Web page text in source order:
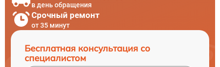
в день обращения
Срочный ремонт
от 35 минут
Бесплатная консультация со
специалистом